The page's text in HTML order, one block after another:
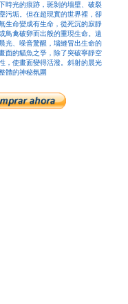
時光的痕跡，斑剝的墻壁、破裂
污垢。但在超現實的世界裡，卻
生命變成有生命，從死沉的寂靜
鳥禽破卵而出般的重現生命。遠
光、噪音驚醒，墻縫冒出生命的
面的貓魚之爭，除了突破寧靜空
，使畫面變得活潑。斜射的晨光
體的神秘氛圍